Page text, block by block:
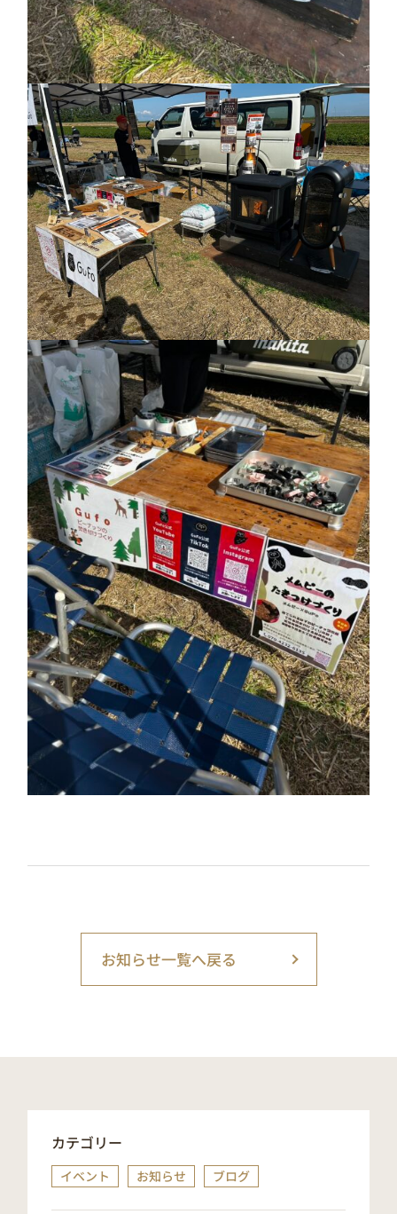
お知らせ一覧へ戻る
カテゴリー
イベント お知らせ ブログ